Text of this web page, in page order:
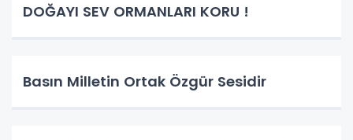
DOĞAYI SEV ORMANLARI KORU !
Basın Milletin Ortak Özgür Sesidir